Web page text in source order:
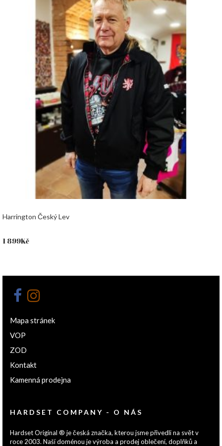
Harrington Český Lev
1 899Kč
Mapa stránek
VOP
ZOD
Kontakt
Kamenná prodejna
HARDSET COMPANY - O NÁS
Hardset Original ® je česká značka, kterou jsme přivedli na svět v
roce 2003. Naší doménou je výroba a prodej oblečení, doplňků a